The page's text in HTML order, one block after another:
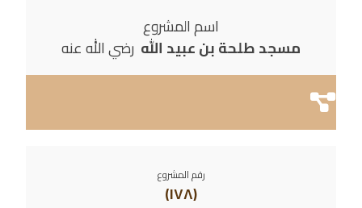
اسم المشروع
مسجد طلحة بن عبيد الله رضي الله عنه
رقم المشروع
(١٧٨)